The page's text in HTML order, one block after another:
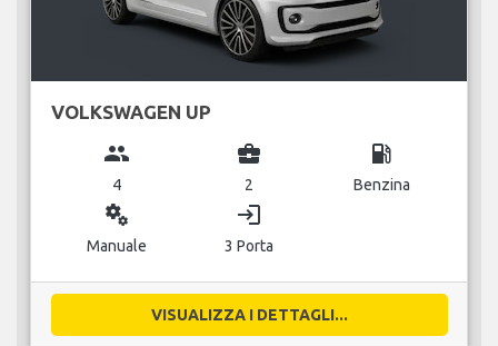
VOLKSWAGEN UP
group
4
business_center
2
local_gas_station
Benzina
miscellaneous_services
Manuale
login
3 Porta
VISUALIZZA I DETTAGLI...